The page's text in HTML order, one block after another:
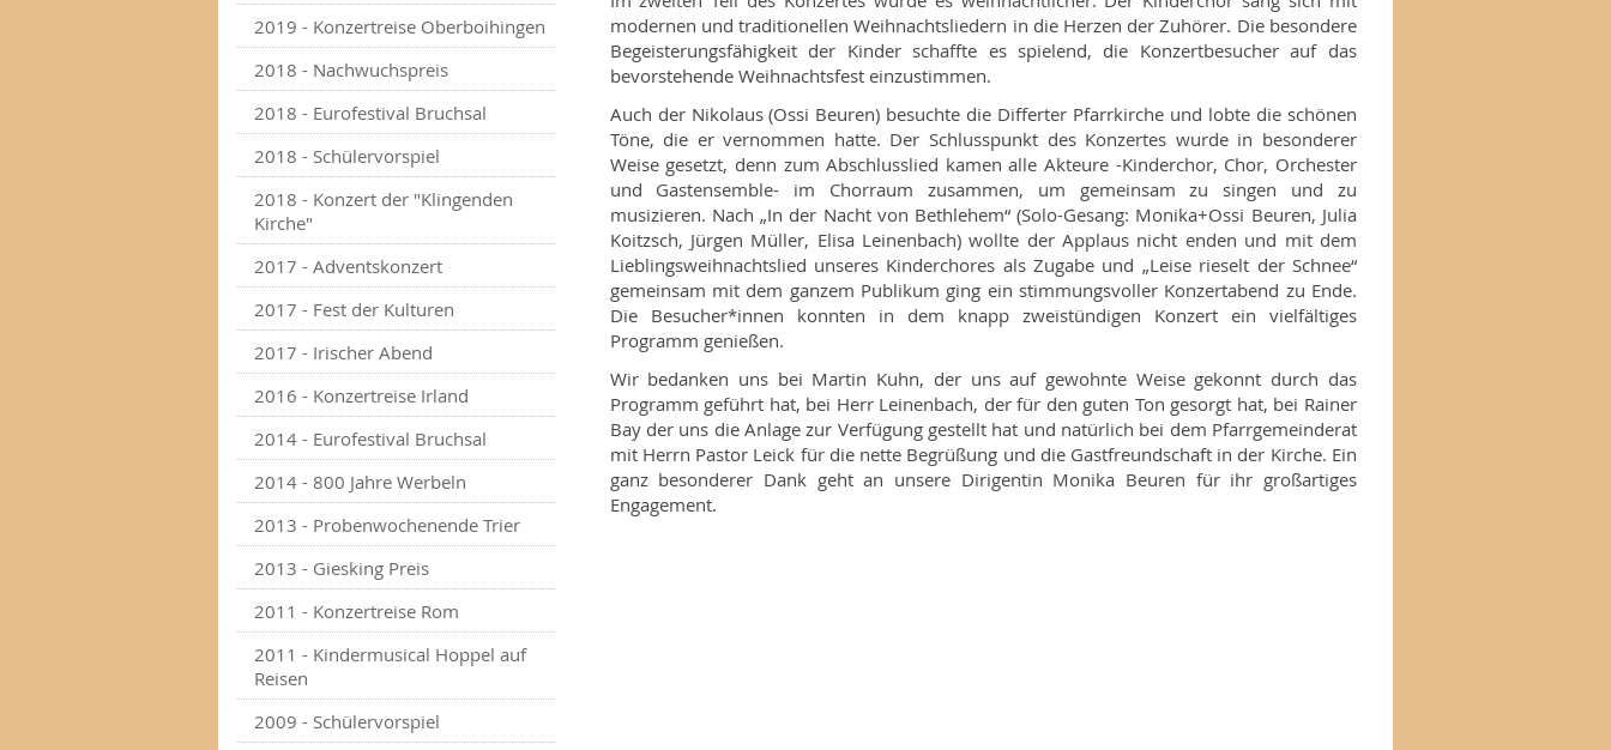
2019 - Konzertreise Oberboihingen
2018 - Nachwuchspreis
2018 - Eurofestival Bruchsal
2018 - Schülervorspiel
2018 - Konzert der "Klingenden
Kirche"
2017 - Adventskonzert
2017 - Fest der Kulturen
2017 - Irischer Abend
2016 - Konzertreise Irland
2014 - Eurofestival Bruchsal
2014 - 800 Jahre Werbeln
2013 - Probenwochenende Trier
2013 - Giesking Preis
2011 - Konzertreise Rom
2011 - Kindermusical Hoppel auf
Reisen
2009 - Schülervorspiel
modernen und traditionellen Weihnachtsliedern in die Herzen der Zuhörer. Die besondere
Begeisterungsfähigkeit der Kinder schaffte es spielend, die Konzertbesucher auf das
bevorstehende Weihnachtsfest einzustimmen.
Auch der Nikolaus (Ossi Beuren) besuchte die Differter Pfarrkirche und lobte die schönen
Töne, die er vernommen hatte. Der Schlusspunkt des Konzertes wurde in besonderer
Weise gesetzt, denn zum Abschlusslied kamen alle Akteure -Kinderchor, Chor, Orchester
und Gastensemble- im Chorraum zusammen, um gemeinsam zu singen und zu
musizieren. Nach „In der Nacht von Bethlehem“ (Solo-Gesang: Monika+Ossi Beuren, Julia
Koitzsch, Jürgen Müller, Elisa Leinenbach) wollte der Applaus nicht enden und mit dem
Lieblingsweihnachtslied unseres Kinderchores als Zugabe und „Leise rieselt der Schnee“
gemeinsam mit dem ganzem Publikum ging ein stimmungsvoller Konzertabend zu Ende.
Die Besucher*innen konnten in dem knapp zweistündigen Konzert ein vielfältiges
Programm genießen.
Wir bedanken uns bei Martin Kuhn, der uns auf gewohnte Weise gekonnt durch das
Programm geführt hat, bei Herr Leinenbach, der für den guten Ton gesorgt hat, bei Rainer
Bay der uns die Anlage zur Verfügung gestellt hat und natürlich bei dem Pfarrgemeinderat
mit Herrn Pastor Leick für die nette Begrüßung und die Gastfreundschaft in der Kirche. Ein
ganz besonderer Dank geht an unsere Dirigentin Monika Beuren für ihr großartiges
Engagement.